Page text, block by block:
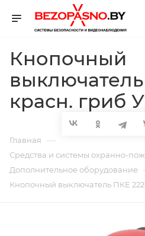
Кнопочный
красн. гриб
Главная —
Средства и системы охранно-
Дополнительное оборудование
Кнопочный выключатель ПКЕ